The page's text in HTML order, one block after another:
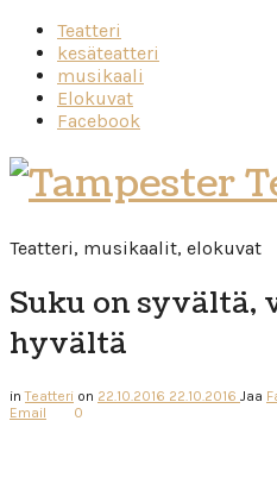
Teatteri
kesäteatteri
musikaali
Elokuvat
Facebook
Tampester
Teatro
Teatteri, musikaalit, elokuvat
Suku on syvältä,
hyvältä
inTeatteri on 22.10.2016 22.10.2016 Jaa
Email
0
kuva ttt